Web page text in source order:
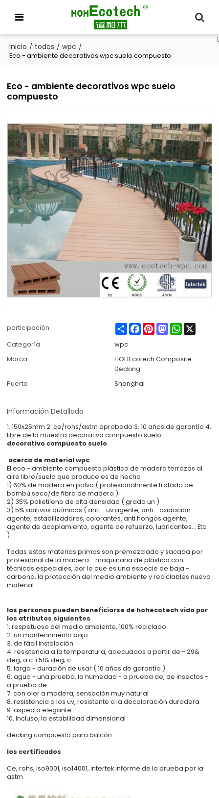
Inicio / todos / wpc /
Eco - ambiente decorativos wpc suelo compuesto
Eco - ambiente decorativos wpc suelo
compuesto
participación ShareFacebook
PinterestMastodonWhatsApp
X
Categoría
wpc
Marca
HOHEcotech Composite
Decking
Puerto
Shanghai
Información Detallada
1. 150x25mm 2. ce/rohs/astm aprobado 3. 10 años de garantía 4.
libre de la muestra decorativo compuesto suelo
decorativo compuesto suelo
acerca de material wpc
El eco - ambiente compuesto plástico de madera terrazas al
aire libre/suelo que produce es de hecho
1) 60% de madera en polvo ( profesionalmente tratada de
bambú seco/de fibra de madera )
2) 35% polietileno de alta densidad ( grado un )
3) 5% aditivos químicos ( anti - uv agente, anti - oxidación
agente, estabilizadores, colorantes, anti hongos agente,
agente de acoplamiento, agente de refuerzo, lubricantes... Etc.
)
Todas estas materias primas son premezclado y sacada por
profesional de la madera - maquinaria de plástico con
técnicas especiales, por lo que es una especie de baja -
carbono, la protección del medio ambiente y reciclables nuevo
material.
las personas pueden beneficiarse de hohecotech vida por
los atributos siguientes
1. respetuoso del medio ambiente, 100% reciclado.
2. un mantenimiento bajo
3. de fácil instalación
4. resistencia a la temperatura, adecuados a partir de - 29&
deg; a c +51& deg; c
5. larga - duración de usar ( 10 años de garantía )
6. agua - una prueba, la humedad - a prueba de, de insectos -
a prueba de
7. con olor a madera, sensación muy natural
8. resistencia a los uv, resistente a la decoloración duradera
9. aspecto elegante
10. Incluso, la estabilidad dimensional
decking compuesto para balcón
los certificados
Ce, rohs, iso9001, iso14001, intertek informe de la prueba por la
astm